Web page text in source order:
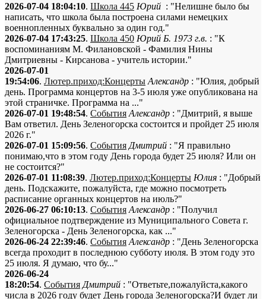
2026-07-04 18:04:10. Школа 445 Юрий : "Нелишне было бы
написать, что школа была построена силами немецких
военнопленных буквально за один год."
2026-07-04 17:43:25. Школа 450 Юрий Б. 1973 г.в. : "К
воспоминаниям М. Филановской - Фамилия Нины
Дмитриевны - Кирсанова - учитель истории."
2026-07-01
19:54:06. Лютер.приход:Концерты Александр : "Юлия, добрый
день. Программа концертов на 3-5 июля уже опубликована на
этой страничке. Программа на ..."
2026-07-01 19:48:54. События Александр : "Дмитрий, я выше
Вам ответил. День Зеленогорска состоится и пройдет 25 июля
2026 г."
2026-07-01 15:09:56. События Дмитрий : "Я правильно
понимаю,что в этом году День города будет 25 июля? Или он
не состоится?"
2026-07-01 11:08:39. Лютер.приход:Концерты Юлия : "Добрый
день. Подскажите, пожалуйста, где можно посмотреть
расписание органных концертов на июль?"
2026-06-27 06:10:13. События Александр : "Получил
официальное подтверждение из Муниципального Совета г.
Зеленогорска - День Зеленогорска, как ..."
2026-06-24 22:39:46. События Александр : "День Зеленогорска
всегда проходит в последнюю субботу июля. В этом году это
25 июля. Я думаю, что бу..."
2026-06-24
18:20:54. События Дмитрий : "Ответьте,пожалуйста,какого
числа в 2026 году будет День города Зеленогорска?И будет ли